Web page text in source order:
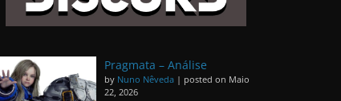
Pragmata – Análise
by Nuno Nêveda | posted on Maio
22, 2026